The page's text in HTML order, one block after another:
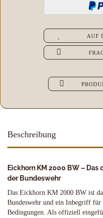
AUF
Beschreibung
Eickhorn KM 2000 BW –
der Bundeswehr
Das Eickhorn KM 2000 BW ist
Bundeswehr und ein Inbegriff für
Bedingungen. Als offiziell